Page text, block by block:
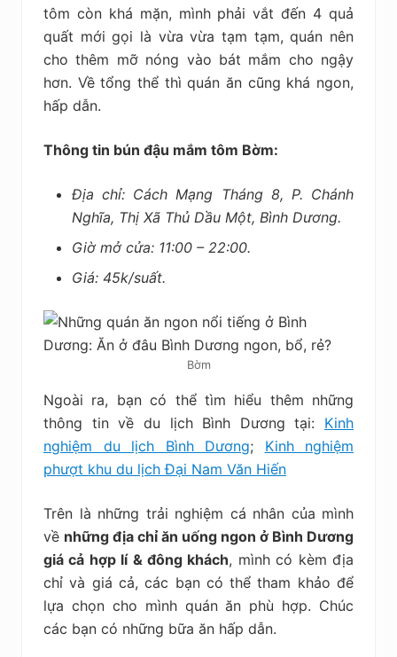
tôm còn khá mặn, mình phải vắt đến 4 quả
quất mới gọi là vừa vừa tạm tạm, quán nên
cho thêm mỡ nóng vào bát mắm cho ngậy
hơn. Về tổng thể thì quán ăn cũng khá ngon,
hấp dẫn.
Thông tin bún đậu mắm tôm Bờm:
Địa chỉ: Cách Mạng Tháng 8, P. Chánh
Nghĩa, Thị Xã Thủ Dầu Một, Bình Dương.
Giờ mở cửa: 11:00 – 22:00.
Giá: 45k/suất.
Bờm
Ngoài ra, bạn có thể tìm hiểu thêm những
thông tin về du lịch Bình Dương tại: Kinh
nghiệm du lịch Bình Dương; Kinh nghiệm
phượt khu du lịch Đại Nam Văn Hiến
Trên là những trải nghiệm cá nhân của mình
về những địa chỉ ăn uống ngon ở Bình Dương
giá cả hợp lí & đông khách, mình có kèm địa
chỉ và giá cả, các bạn có thể tham khảo để
lựa chọn cho mình quán ăn phù hợp. Chúc
các bạn có những bữa ăn hấp dẫn.